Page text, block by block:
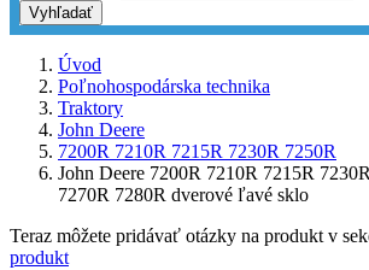
Vyhľadať
Úvod
Poľnohospodárska technika
Traktory
John Deere
7200R 7210R 7215R 7230R 7250R
John Deere 7200R 7210R 7215R
7270R 7280R dverové ľavé sklo
Teraz môžete pridávať otázky na produkt v
produkt